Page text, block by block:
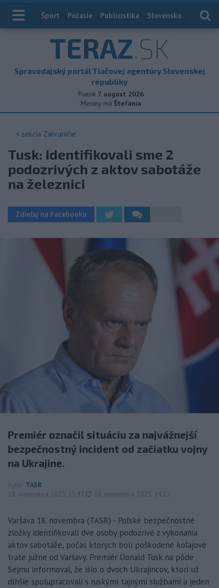
Index
Šport Počasie Publicistika Slovensko
TERAZ.SK
Spravodajský portál Tlačovej agentúry Slovenskej
republiky
Piatok 7. august 2026
Meniny má Štefánia
< sekcia Zahraničie
Tusk: Identifikovali sme 2
podozrivých z aktov sabotáže
na železnici
Zdieľaj na Facebooku
Premiér označil situáciu za najvážnejší
bezpečnostný incident od začiatku vojny
na Ukrajine.
Autor TASR
18. novembra 2025 13:47
aktualizované
18. novembra 2025 14:22
Varšava 18. novembra (TASR) - Poľské bezpečnostné
zložky identifikovali dve osoby podozrivé z vykonania
aktov sabotáže, počas ktorých boli poškodené koľajové
trate južne od Varšavy. Premiér Donald Tusk na pôde
Sejmu informoval, že išlo o dvoch Ukrajincov, ktorí už
dlhšie spolupracovali s ruskými tajnými službami a jeden